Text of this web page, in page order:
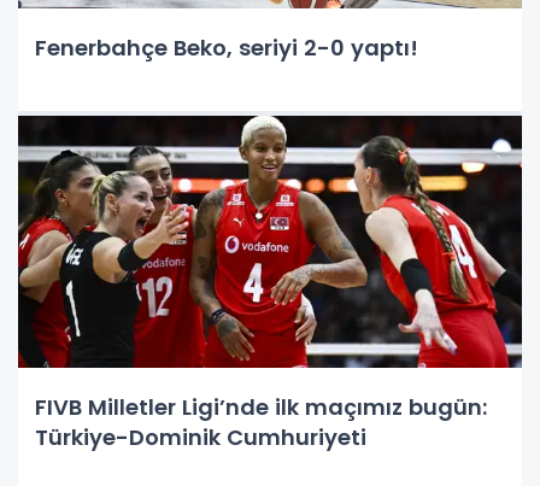
Fenerbahçe Beko, seriyi 2-0 yaptı!
FIVB Milletler Ligi’nde ilk maçımız bugün:
Türkiye-Dominik Cumhuriyeti